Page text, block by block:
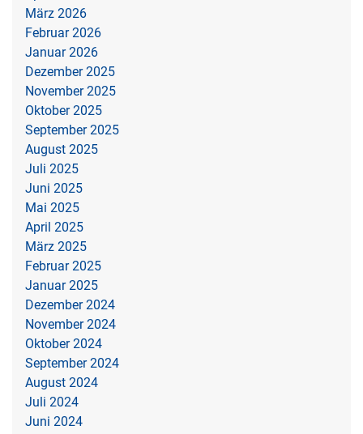
März 2026
Februar 2026
Januar 2026
Dezember 2025
November 2025
Oktober 2025
September 2025
August 2025
Juli 2025
Juni 2025
Mai 2025
April 2025
März 2025
Februar 2025
Januar 2025
Dezember 2024
November 2024
Oktober 2024
September 2024
August 2024
Juli 2024
Juni 2024